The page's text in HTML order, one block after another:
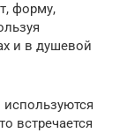
форму,
и в душевой
встречается